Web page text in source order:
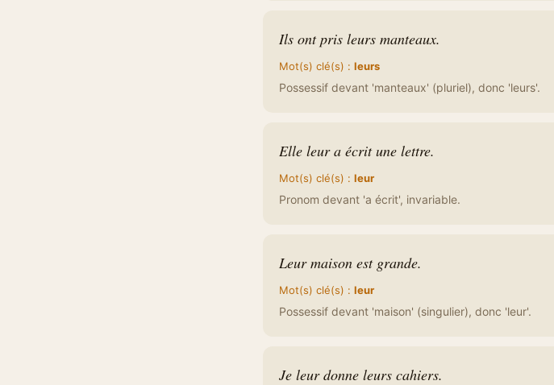
Ils ont pris leurs manteaux.
Mot(s) clé(s) : leurs
Possessif devant 'manteaux' (pluriel), donc 'leurs'.
Elle leur a écrit une lettre.
Mot(s) clé(s) : leur
Pronom devant 'a écrit', invariable.
Leur maison est grande.
Mot(s) clé(s) : leur
Possessif devant 'maison' (singulier), donc 'leur'.
Je leur donne leurs cahiers.